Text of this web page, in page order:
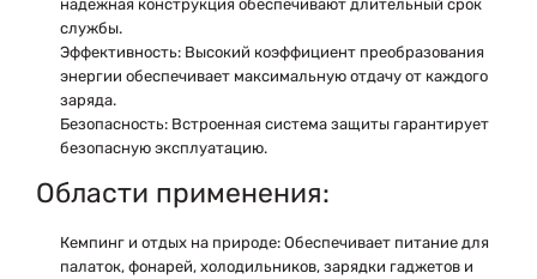
надежная конструкция обеспечивают длительный срок
службы.
Эффективность: Высокий коэффициент преобразования
энергии обеспечивает максимальную отдачу от каждого
заряда.
Безопасность: Встроенная система защиты гарантирует
безопасную эксплуатацию.
Области применения:
Кемпинг и отдых на природе: Обеспечивает питание для
палаток, фонарей, холодильников, зарядки гаджетов и